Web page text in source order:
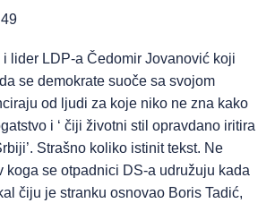
lider LDP-a Čedomir Jovanović koji
se demokrate suoče sa svojom
od ljudi za koje niko ne zna kako
i ‘ čiji životni stil opravdano iritira
Strašno koliko istinit tekst. Ne
koga se otpadnici DS-a udružuju kada
čiju je stranku osnovao Boris Tadić,